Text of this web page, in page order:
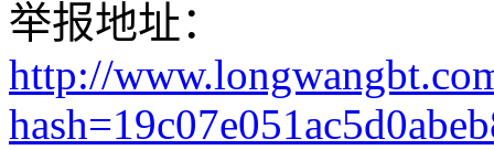
举报地址：
http://